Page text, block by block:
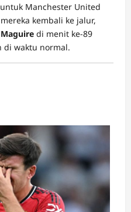
Manchester United
kembali ke jalur,
di menit ke-89
di waktu normal.